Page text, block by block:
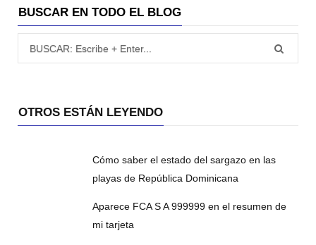
BUSCAR EN TODO EL BLOG
OTROS ESTÁN LEYENDO
Cómo saber el estado del sargazo en las
playas de República Dominicana
Aparece FCA S A 999999 en el resumen de
mi tarjeta